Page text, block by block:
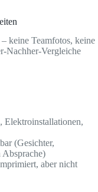
keine Teamfotos, keine
Nachher-Vergleiche
Elektroinstallationen,
(Gesichter,
Absprache)
aber nicht